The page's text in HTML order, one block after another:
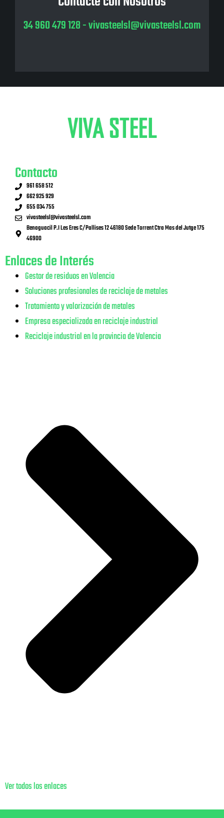
34 960 479 128-vivasteelsl@vivasteelsl.com
Contacto
961 658 512
662 925 929
655 034 755
vivasteelsl@vivasteelsl.com
Benaguacil P.I Les Eres C/Pallises 12 46180 Sede Torrent Ctra Mas del Jutge 175
46900
Enlaces de Interés
Gestor de residuos en Valencia
Soluciones profesionales de reciclaje de metales
Tratamiento y valorización de metales
Empresa especializada en reciclaje industrial
Reciclaje industrial en la provincia de Valencia
Ver todos los enlaces